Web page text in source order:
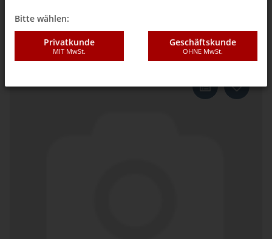
Fein Sägeblatt SC E-Cut P Trapez
50x55 VE5
Bitte wählen:
Privatkunde
MIT MwSt.
Geschäftskunde
OHNE MwSt.